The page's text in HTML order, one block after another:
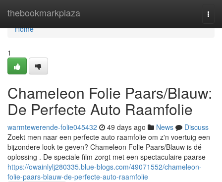
thebookmarkplaza
Home
Home
1
Chameleon Folie Paars/Blauw:
De Perfecte Auto Raamfolie
warmtewerende-folie045432 49 days ago News
Discuss
Zoekt men naar een perfecte auto raamfolie om z'n voertuig een
bijzondere look te geven? Chameleon Folie Paars/Blauw is dé
oplossing . De speciale film zorgt met een spectaculaire paarse
https://owainlylj280335.blue-blogs.com/49071552/chameleon-
folie-paars-blauw-de-perfecte-auto-raamfolie